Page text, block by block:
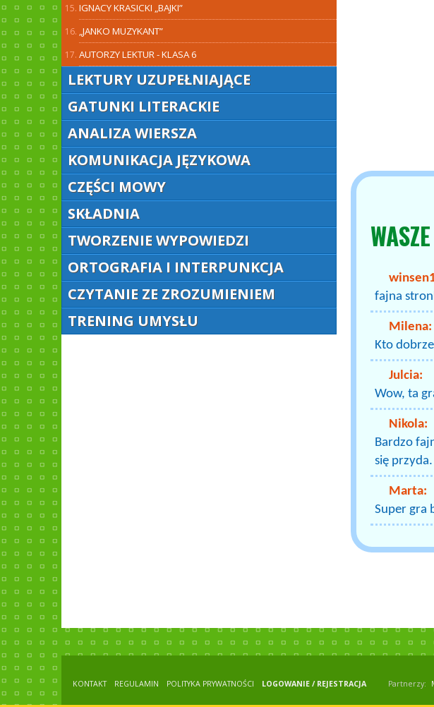
WASZE
fajna
Milena:
Kto
Julcia:
Wow, ta
Nikola:
Bardzo
się przyda.
Marta:
Super gra
IGNACY KRASICKI „BAJKI”
„JANKO MUZYKANT”
AUTORZY LEKTUR - KLASA 6
LEKTURY UZUPEŁNIAJĄCE
GATUNKI LITERACKIE
ANALIZA WIERSZA
KOMUNIKACJA JĘZYKOWA
CZĘŚCI MOWY
SKŁADNIA
TWORZENIE WYPOWIEDZI
ORTOGRAFIA I INTERPUNKCJA
CZYTANIE ZE ZROZUMIENIEM
TRENING UMYSŁU
KONTAKT REGULAMIN POLITYKA PRYWATNOŚCI LOGOWANIE / REJESTRACJA Partnerzy: